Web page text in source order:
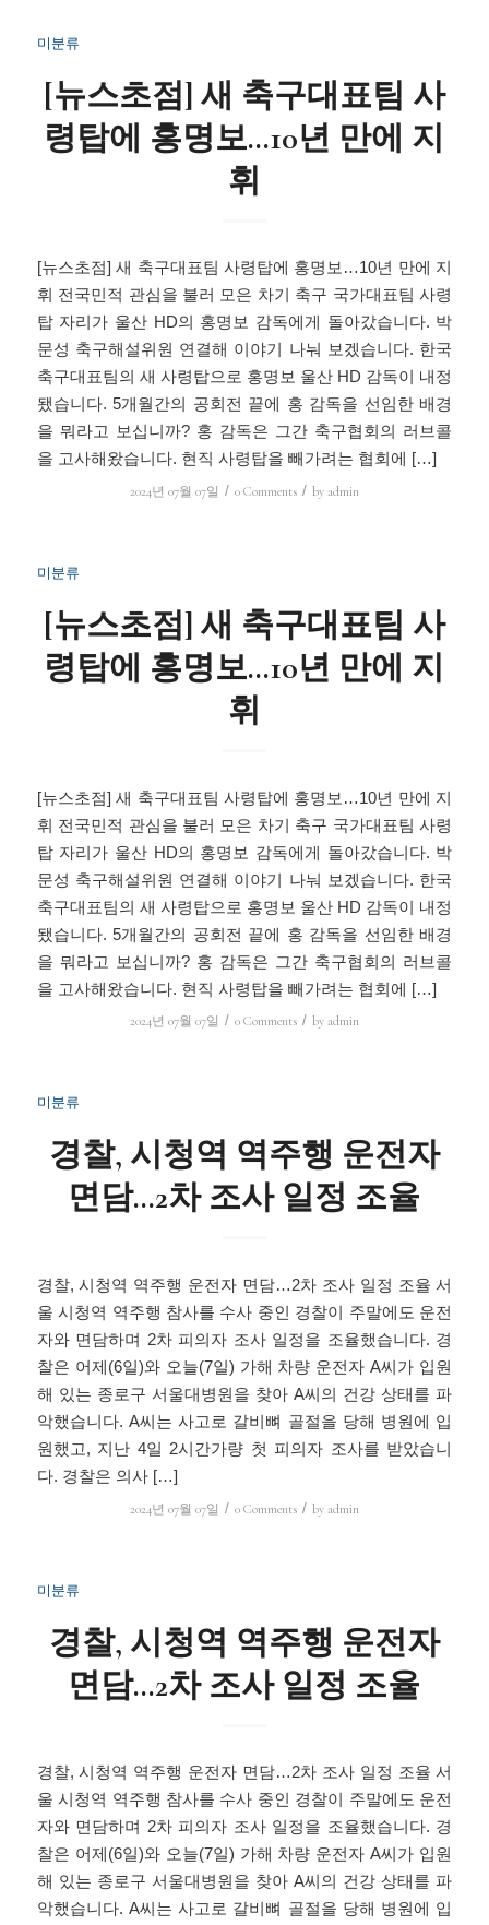
미분류
[뉴스초점] 새 축구대표팀 사
령탑에 홍명보…10년 만에 지
휘
[뉴스초점] 새 축구대표팀 사령탑에 홍명보…10년 만에 지
휘 전국민적 관심을 불러 모은 차기 축구 국가대표팀 사령
탑 자리가 울산 HD의 홍명보 감독에게 돌아갔습니다. 박
문성 축구해설위원 연결해 이야기 나눠 보겠습니다. 한국
축구대표팀의 새 사령탑으로 홍명보 울산 HD 감독이 내정
됐습니다. 5개월간의 공회전 끝에 홍 감독을 선임한 배경
을 뭐라고 보십니까? 홍 감독은 그간 축구협회의 러브콜
을 고사해왔습니다. 현직 사령탑을 빼가려는 협회에 […]
2024년 07월 07일 / 0 Comments / by admin
미분류
[뉴스초점] 새 축구대표팀 사
령탑에 홍명보…10년 만에 지
휘
[뉴스초점] 새 축구대표팀 사령탑에 홍명보…10년 만에 지
휘 전국민적 관심을 불러 모은 차기 축구 국가대표팀 사령
탑 자리가 울산 HD의 홍명보 감독에게 돌아갔습니다. 박
문성 축구해설위원 연결해 이야기 나눠 보겠습니다. 한국
축구대표팀의 새 사령탑으로 홍명보 울산 HD 감독이 내정
됐습니다. 5개월간의 공회전 끝에 홍 감독을 선임한 배경
을 뭐라고 보십니까? 홍 감독은 그간 축구협회의 러브콜
을 고사해왔습니다. 현직 사령탑을 빼가려는 협회에 […]
2024년 07월 07일 / 0 Comments / by admin
미분류
경찰, 시청역 역주행 운전자
면담…2차 조사 일정 조율
경찰, 시청역 역주행 운전자 면담…2차 조사 일정 조율 서
울 시청역 역주행 참사를 수사 중인 경찰이 주말에도 운전
자와 면담하며 2차 피의자 조사 일정을 조율했습니다. 경
찰은 어제(6일)와 오늘(7일) 가해 차량 운전자 A씨가 입원
해 있는 종로구 서울대병원을 찾아 A씨의 건강 상태를 파
악했습니다. A씨는 사고로 갈비뼈 골절을 당해 병원에 입
원했고, 지난 4일 2시간가량 첫 피의자 조사를 받았습니
다. 경찰은 의사 […]
2024년 07월 07일 / 0 Comments / by admin
미분류
경찰, 시청역 역주행 운전자
면담…2차 조사 일정 조율
경찰, 시청역 역주행 운전자 면담…2차 조사 일정 조율 서
울 시청역 역주행 참사를 수사 중인 경찰이 주말에도 운전
자와 면담하며 2차 피의자 조사 일정을 조율했습니다. 경
찰은 어제(6일)와 오늘(7일) 가해 차량 운전자 A씨가 입원
해 있는 종로구 서울대병원을 찾아 A씨의 건강 상태를 파
악했습니다. A씨는 사고로 갈비뼈 골절을 당해 병원에 입